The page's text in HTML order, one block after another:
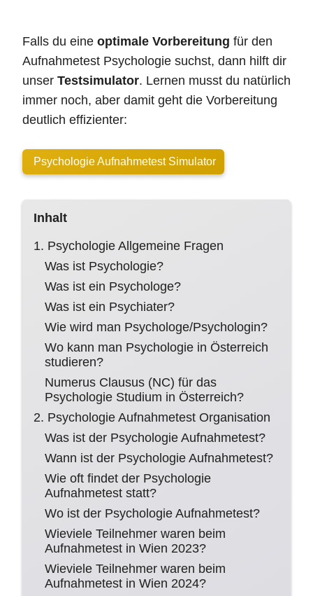
Falls du eine optimale Vorbereitung für den
Aufnahmetest Psychologie suchst, dann hilft dir
unser Testsimulator. Lernen musst du natürlich
immer noch, aber damit geht die Vorbereitung
deutlich effizienter:
Psychologie Aufnahmetest Simulator
Inhalt
1. Psychologie Allgemeine Fragen
Was ist Psychologie?
Was ist ein Psychologe?
Was ist ein Psychiater?
Wie wird man Psychologe/Psychologin?
Wo kann man Psychologie in Österreich
studieren?
Numerus Clausus (NC) für das
Psychologie Studium in Österreich?
2. Psychologie Aufnahmetest Organisation
Was ist der Psychologie Aufnahmetest?
Wann ist der Psychologie Aufnahmetest?
Wie oft findet der Psychologie
Aufnahmetest statt?
Wo ist der Psychologie Aufnahmetest?
Wieviele Teilnehmer waren beim
Aufnahmetest in Wien 2023?
Wieviele Teilnehmer waren beim
Aufnahmetest in Wien 2024?